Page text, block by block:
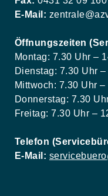
E-Mail:
Öffnungszeiten
Montag: 7.30 Uhr –
Dienstag: 7.30 Uhr
Mittwoch: 7.30 Uhr
Donnerstag: 7.30
Freitag: 7.30 Uhr –
Telefon
E-Mail: servicebuero